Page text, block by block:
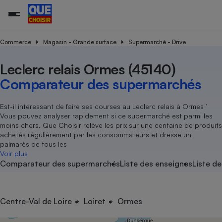
Commerce Magasin - Grande surface Supermarché - Drive
Leclerc relais Ormes (45140)
Comparateur des supermarchés
Est-il intéressant de faire ses courses au Leclerc relais à Ormes ’
Vous pouvez analyser rapidement si ce supermarché est parmi les
moins chers. Que Choisir relève les prix sur une centaine de produits
achetés régulièrement par les consommateurs et dresse un
palmarès de tous les
Voir plus
Comparateur des supermarchésListe des enseignesListe
Centre-Val de Loire Loiret Ormes
Nutrition
Assurance auto
Magasin - Grande surface
Méthode de vente -
Organismes de défense
Système judiciairegratuit
Déchet
Achat - Vente - Travaux
Location
Sport
électrique
Démarche administrative
Senior
Service marchand
Train
Transport aérien
Toutes les actualités
Enquêtes
Guides d'achat
Conseils
Brèves
Tous les services
Soumettre un litige
Lettres types
Rencontrer une association locale
Tous nos combats
Nos actions
Nos grandes victoires
Les billets de la présidente
Nos associations locales
Nous rejoindre
En savoir plus sur Que Choisir Ensemble
L’association
Nos missions
Notre méthodologie
Notre financement
Nos partenaires
Nous rejoindre